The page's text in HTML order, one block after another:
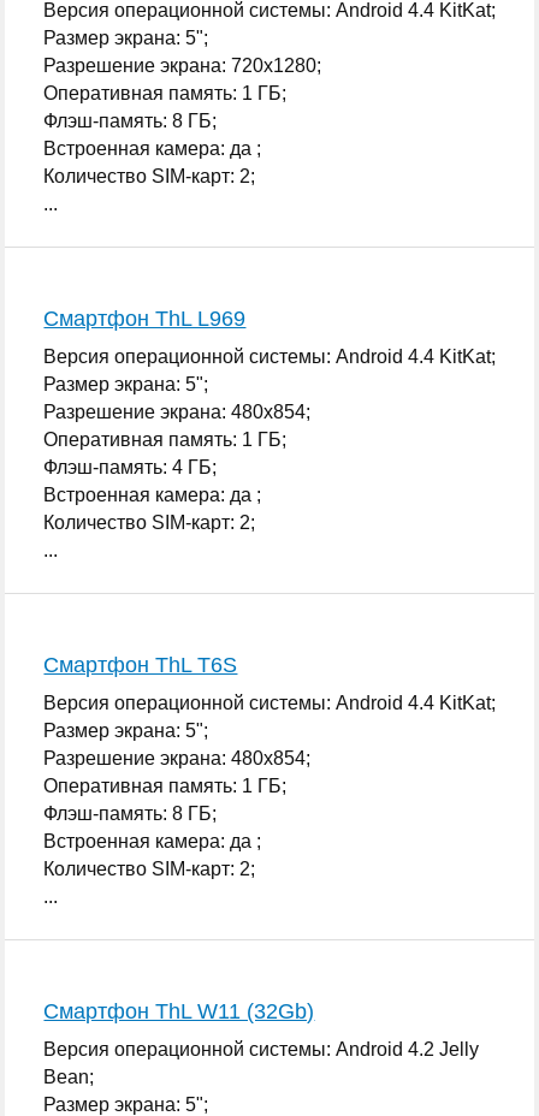
Версия операционной системы: Android 4.4 KitKat;
Размер экрана: 5";
Разрешение экрана: 720x1280;
Оперативная память: 1 ГБ;
Флэш-память: 8 ГБ;
Встроенная камера: да ;
Количество SIM-карт: 2;
...
Смартфон ThL L969
Версия операционной системы: Android 4.4 KitKat;
Размер экрана: 5";
Разрешение экрана: 480x854;
Оперативная память: 1 ГБ;
Флэш-память: 4 ГБ;
Встроенная камера: да ;
Количество SIM-карт: 2;
...
Смартфон ThL T6S
Версия операционной системы: Android 4.4 KitKat;
Размер экрана: 5";
Разрешение экрана: 480x854;
Оперативная память: 1 ГБ;
Флэш-память: 8 ГБ;
Встроенная камера: да ;
Количество SIM-карт: 2;
...
Смартфон ThL W11 (32Gb)
Версия операционной системы: Android 4.2 Jelly
Bean;
Размер экрана: 5";